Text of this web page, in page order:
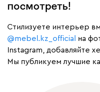
посмотреть!
Cтилизуете интерьер
@mebel.kz_official
на
Instagram, добавляйте
Мы публикуем лучшие